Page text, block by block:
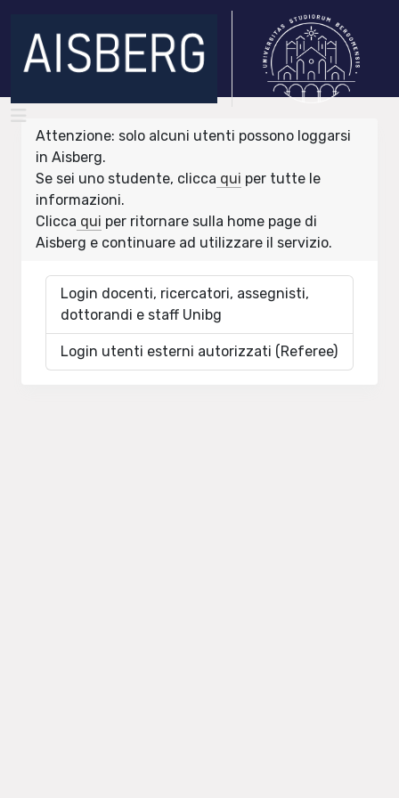
Attenzione: solo alcuni utenti possono loggarsi
in Aisberg.
Se sei uno studente, clicca qui per tutte le
informazioni.
Clicca qui per ritornare sulla home page di
Aisberg e continuare ad utilizzare il servizio.
Login docenti, ricercatori, assegnisti,
dottorandi e staff Unibg
Login utenti esterni autorizzati (Referee)